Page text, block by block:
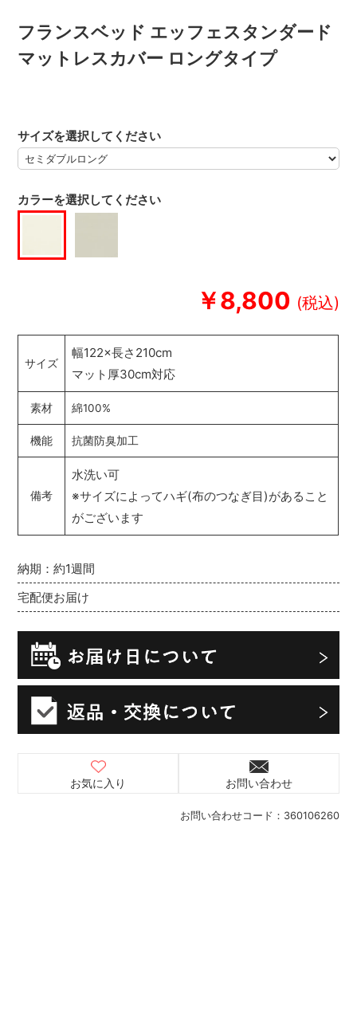
フランスベッド エッフェスタンダード
マットレスカバー ロングタイプ
￥8,800
お問い合わせコード： 360106260
納期：約1週間
宅配便お届け
カラーを選択してください
サイズを選択してください
お気に入り お問い合わせ
サイズ
幅122×長さ210cm
マット厚30cm対応
素材 綿100%
機能 抗菌防臭加工
備考
水洗い可
※サイズによってハギ(布のつなぎ目)があること
がございます